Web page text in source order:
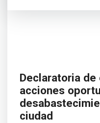
Declaratoria
acciones
ciudad